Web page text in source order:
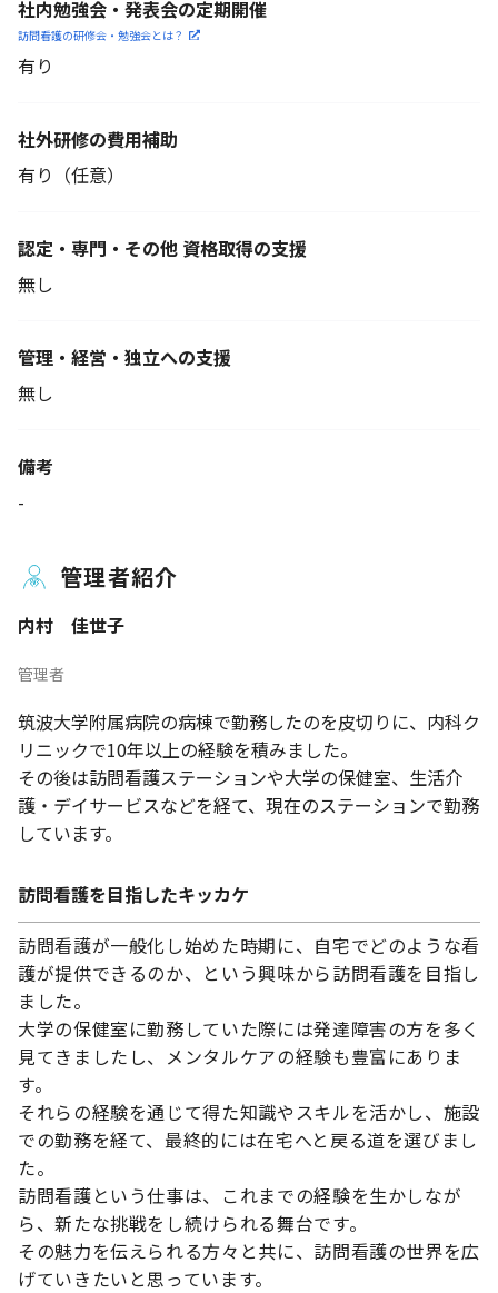
社内勉強会・発表会の定期開催
訪問看護の研修会・勉強会とは？
有り
社外研修の費用補助
有り（任意）
認定・専門・その他 資格取得の支援
無し
管理・経営・独立への支援
無し
備考
-
管理者紹介
内村 佳世子
管理者
筑波大学附属病院の病棟で勤務したのを皮切りに、内科ク
リニックで10年以上の経験を積みました。
その後は訪問看護ステーションや大学の保健室、生活介
護・デイサービスなどを経て、現在のステーションで勤務
しています。
訪問看護を目指したキッカケ
訪問看護が一般化し始めた時期に、自宅でどのような看
護が提供できるのか、という興味から訪問看護を目指し
ました。
大学の保健室に勤務していた際には発達障害の方を多く
見てきましたし、メンタルケアの経験も豊富にありま
す。
それらの経験を通じて得た知識やスキルを活かし、施設
での勤務を経て、最終的には在宅へと戻る道を選びまし
た。
訪問看護という仕事は、これまでの経験を生かしなが
ら、新たな挑戦をし続けられる舞台です。
その魅力を伝えられる方々と共に、訪問看護の世界を広
げていきたいと思っています。